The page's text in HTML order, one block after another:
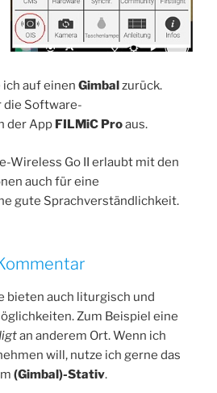
auf einen Gimbalzurück.
die Software-
der App FILMiC Proaus.
Wireless Go II erlaubt mit den
auch für eine
gute Sprachverständlichkeit.
bieten auch liturgisch und
Zum Beispiel eine
an anderem Ort. Wenn ich
will, nutze ich gerne das
(Gimbal)-Stativ.